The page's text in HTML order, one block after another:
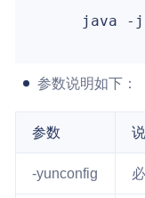
java -
参数说明如下：
参数
-yunconfig